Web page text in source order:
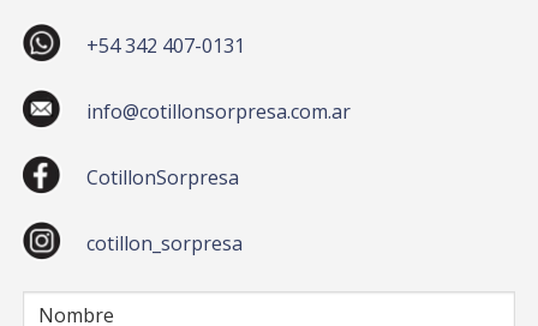
+54 342 407-0131
info@cotillonsorpresa.com.ar
CotillonSorpresa
cotillon_sorpresa